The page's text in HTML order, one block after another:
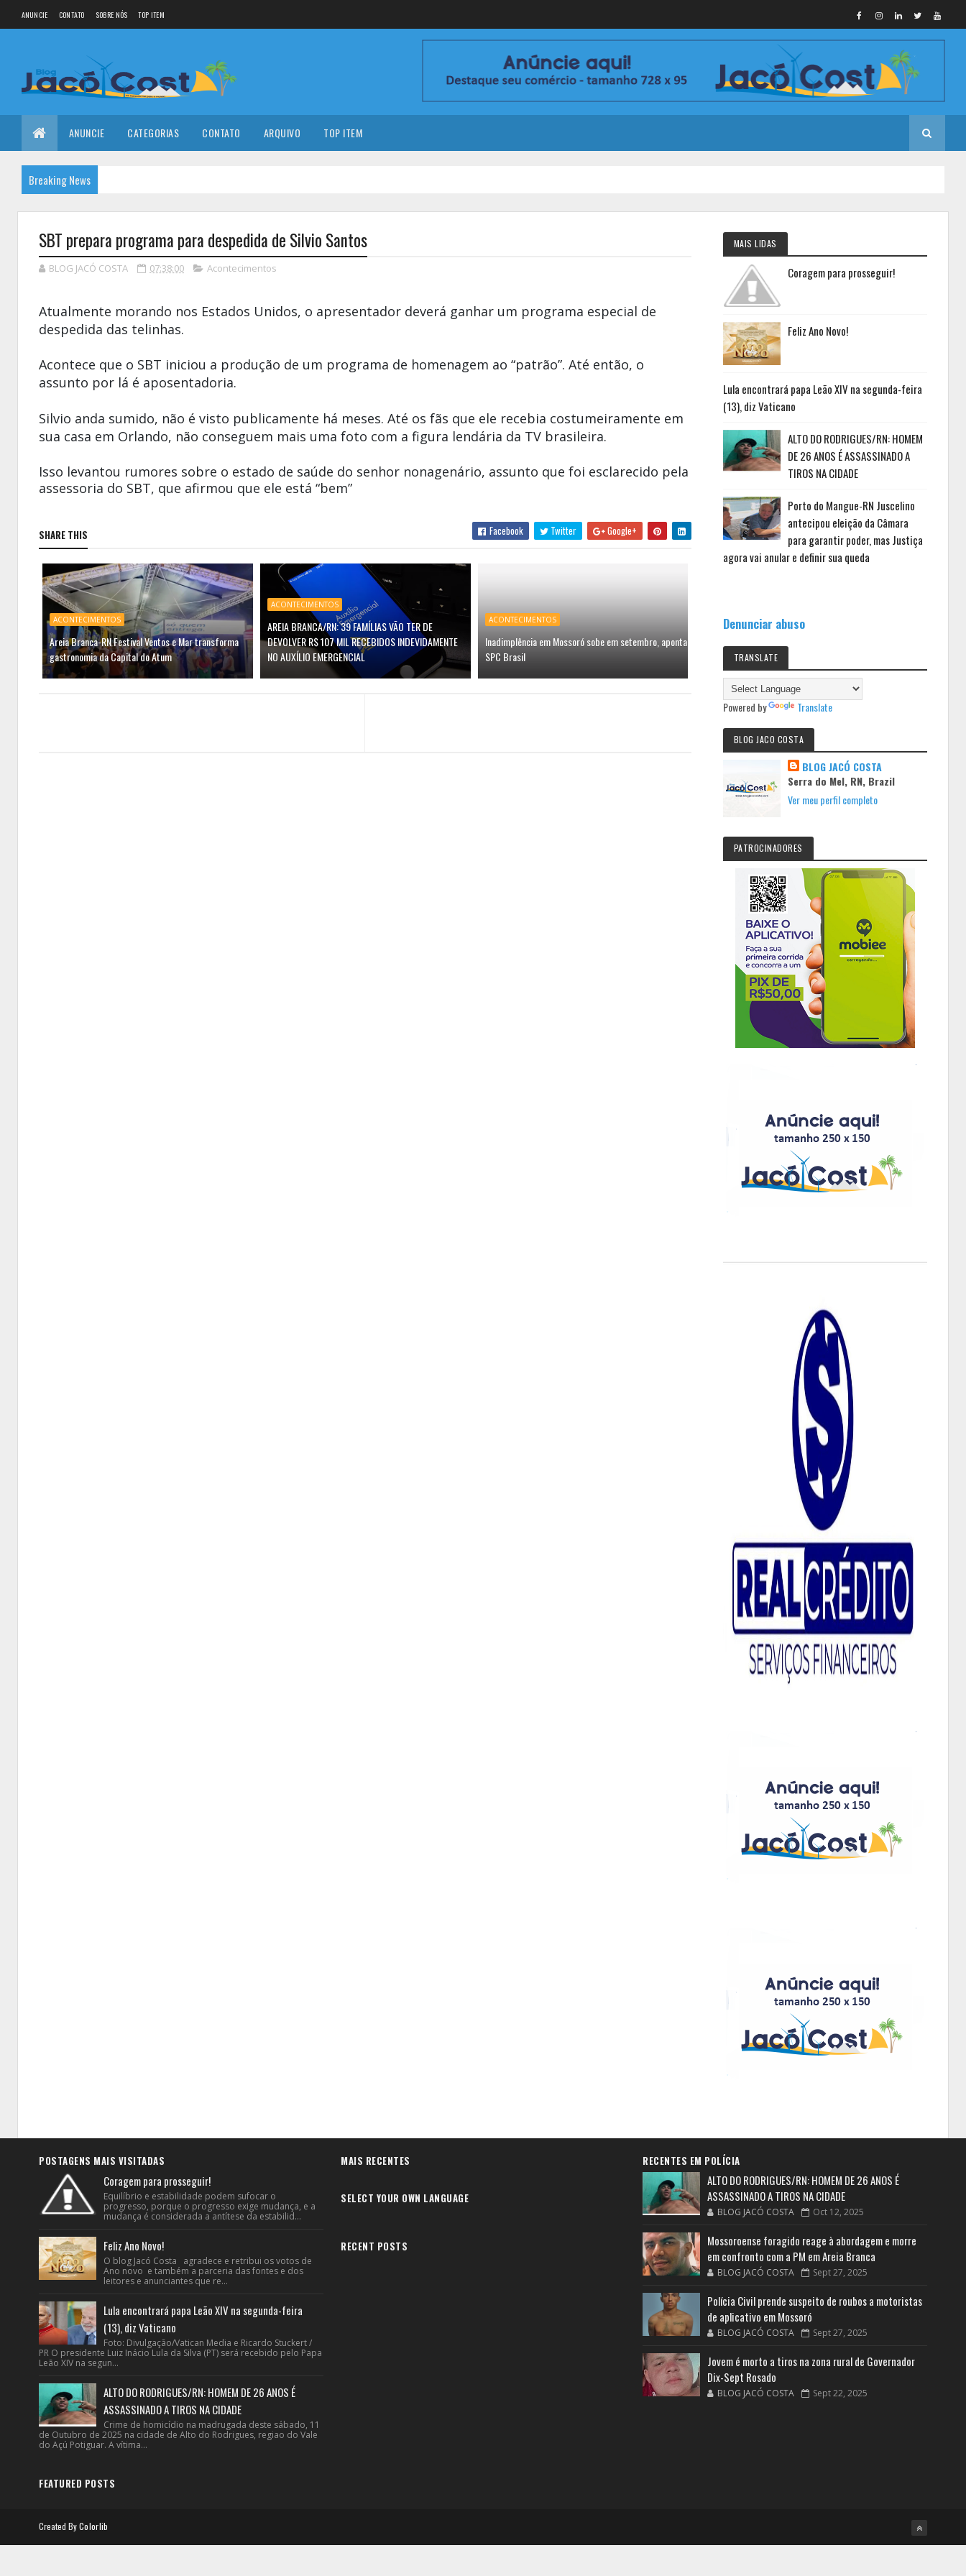
ANUNCIE CONTATO SOBRE NÓS TOP ITEM
ANUNCIE CATEGORIAS CONTATO ARQUIVO TOP ITEM
Breaking News
SBT prepara programa para despedida de Silvio Santos
BLOG JACÓ COSTA 07:38:00 Acontecimentos
Atualmente morando nos Estados Unidos, o apresentador deverá ganhar um programa especial de
despedida das telinhas.
Acontece que o SBT iniciou a produção de um programa de homenagem ao “patrão”. Até então, o
assunto por lá é aposentadoria.
Silvio anda sumido, não é visto publicamente há meses. Até os fãs que ele recebia costumeiramente em
sua casa em Orlando, não conseguem mais uma foto com a figura lendária da TV brasileira.
Isso levantou rumores sobre o estado de saúde do senhor nonagenário, assunto que foi esclarecido pela
assessoria do SBT, que afirmou que ele está “bem”
SHARE THIS Facebook Twitter Google+
ACONTECIMENTOS
Areia Branca-RN Festival Ventos e Mar transforma
gastronomia da Capital do Atum
ACONTECIMENTOS
AREIA BRANCA/RN: 39 FAMÍLIAS VÃO TER DE
DEVOLVER R$ 107 MIL RECEBIDOS INDEVIDAMENTE
NO AUXÍLIO EMERGENCIAL
ACONTECIMENTOS
Inadimplência em Mossoró sobe em setembro, aponta
SPC Brasil
MAIS LIDAS
Coragem para prosseguir!
Feliz Ano Novo!
Lula encontrará papa Leão XIV na segunda-feira
(13), diz Vaticano
ALTO DO RODRIGUES/RN: HOMEM
DE 26 ANOS É ASSASSINADO A
TIROS NA CIDADE
Porto do Mangue-RN Juscelino
antecipou eleição da Câmara
para garantir poder, mas Justiça
agora vai anular e definir sua queda
Denunciar abuso
TRANSLATE
Powered by Translate
BLOG JACO COSTA
BLOG JACÓ COSTA
Serra do Mel, RN, Brazil
Ver meu perfil completo
PATROCINADORES
POSTAGENS MAIS VISITADAS
Coragem para prosseguir!
Equilíbrio e estabilidade podem sufocar o
progresso, porque o progresso exige mudança, e a
mudança é considerada a antítese da estabilid...
Feliz Ano Novo!
O blog Jacó Costa agradece e retribui os votos de
Ano novo e também a parceria das fontes e dos
leitores e anunciantes que re...
Lula encontrará papa Leão XIV na segunda-feira
(13), diz Vaticano
Foto: Divulgação/Vatican Media e Ricardo Stuckert /
PR O presidente Luiz Inácio Lula da Silva (PT) será recebido pelo Papa
Leão XIV na segun...
ALTO DO RODRIGUES/RN: HOMEM DE 26 ANOS É
ASSASSINADO A TIROS NA CIDADE
Crime de homicídio na madrugada deste sábado, 11
de Outubro de 2025 na cidade de Alto do Rodrigues, regiao do Vale
do Açú Potiguar. A vítima...
FEATURED POSTS
MAIS RECENTES
SELECT YOUR OWN LANGUAGE
RECENT POSTS
RECENTES EM POLÍCIA
ALTO DO RODRIGUES/RN: HOMEM DE 26 ANOS É
ASSASSINADO A TIROS NA CIDADE
BLOG JACÓ COSTA Oct 12, 2025
Mossoroense foragido reage à abordagem e morre
em confronto com a PM em Areia Branca
BLOG JACÓ COSTA Sept 27, 2025
Polícia Civil prende suspeito de roubos a motoristas
de aplicativo em Mossoró
BLOG JACÓ COSTA Sept 27, 2025
Jovem é morto a tiros na zona rural de Governador
Dix-Sept Rosado
BLOG JACÓ COSTA Sept 22, 2025
Created ByColorlib